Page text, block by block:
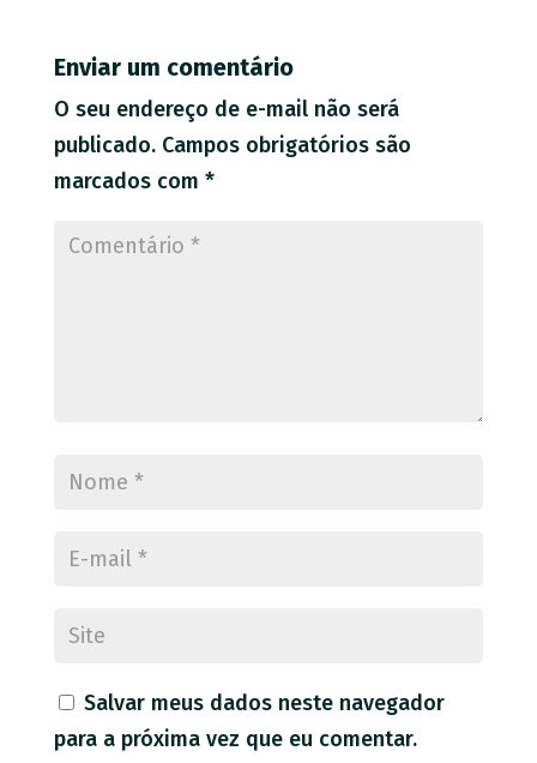
Enviar um comentário
O seu endereço de e-mail não será
publicado. Campos obrigatórios são
marcados com *
Salvar meus dados neste navegador
para a próxima vez que eu comentar.